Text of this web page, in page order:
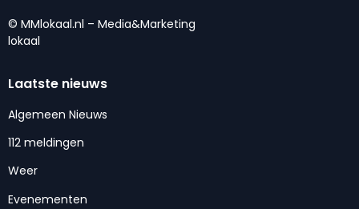
© MMlokaal.nl – Media&Marketing
lokaal
Laatste nieuws
Algemeen Nieuws
112 meldingen
Weer
Evenementen